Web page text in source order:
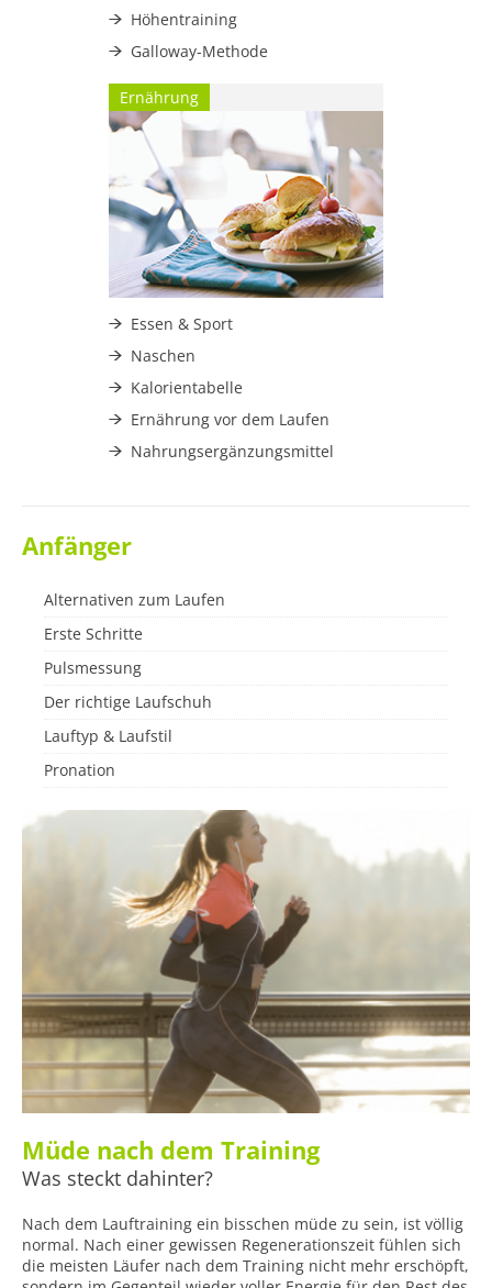
Höhentraining
Galloway-Methode
Ernährung
Essen & Sport
Naschen
Kalorientabelle
Ernährung vor dem Laufen
Nahrungsergänzungsmittel
Anfänger
Alternativen zum Laufen
Erste Schritte
Pulsmessung
Der richtige Laufschuh
Lauftyp & Laufstil
Pronation
Müde nach dem Training
Was steckt dahinter?
Nach dem Lauftraining ein bisschen müde zu sein, ist völlig
normal. Nach einer gewissen Regenerationszeit fühlen sich
die meisten Läufer nach dem Training nicht mehr erschöpft,